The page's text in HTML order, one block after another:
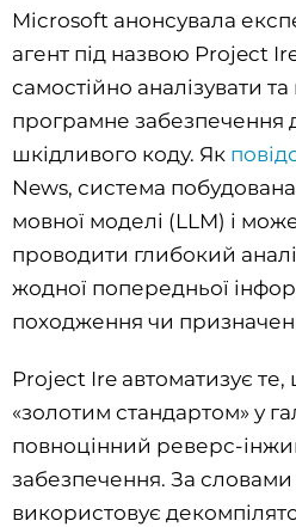
Microsoft анонсувала
агент під назвою Project
самостійно аналізувати
програмне забезпечення
шкідливого коду. Як
News, система побудована
мовної моделі (LLM) і
проводити глибокий
жодної попередньої
походження чи
Project Ire автоматизує
«золотим стандартом» у
повноцінний реверс-
забезпечення. За
використовує